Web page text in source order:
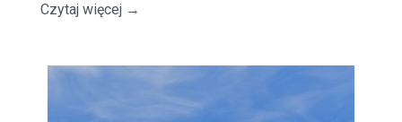
Czytaj więcej →